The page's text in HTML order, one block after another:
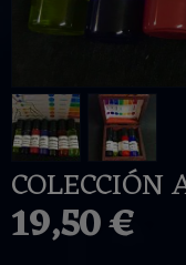
COLECCIÓN
19,50 €